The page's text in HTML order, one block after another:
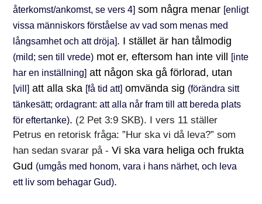
återkomst/ankomst, se vers 4] som några menar [enligt
vissa människors förståelse av vad som menas med
långsamhet och att dröja]. I stället är han tålmodig
(mild; sen till vrede) mot er, eftersom han inte vill [inte
har en inställning] att någon ska gå förlorad, utan
[vill] att alla ska [få tid att] omvända sig (förändra sitt
tänkesätt; ordagrant: att alla når fram till att bereda plats
för eftertanke). (2 Pet 3:9 SKB). I vers 11 ställer
Petrus en retorisk fråga: ”Hur ska vi då leva?” som
han sedan svarar på -Vi ska vara heliga och frukta
Gud (umgås med honom, vara i hans närhet, och leva
ett liv som behagar Gud).